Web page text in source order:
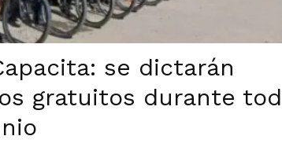
se dictarán
gratuitos durante